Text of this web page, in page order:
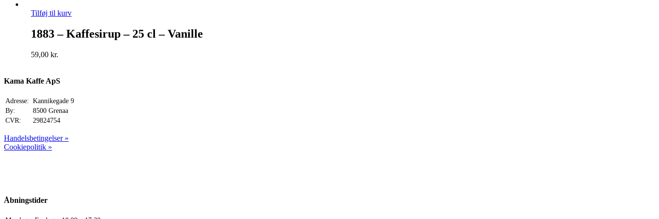
Tilføj til kurv
1883 – Kaffesirup – 25 cl – Vanille
59,00 kr.
Kama Kaffe ApS
Adresse: Kannikegade 9
By:
8500 Grenaa
CVR:
29824754
Handelsbetingelser »
Cookiepolitik »
Åbningstider